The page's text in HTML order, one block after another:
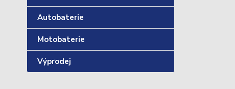
Autobaterie
Motobaterie
Výprodej